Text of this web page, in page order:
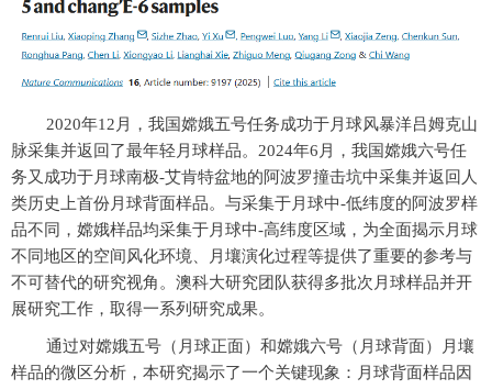
2020年12月，我国嫦娥五号任务成功于月球风暴洋吕姆克山
脉采集并返回了最年轻月球样品。2024年6月，我国嫦娥六号任
务又成功于月球南极-艾肯特盆地的阿波罗撞击坑中采集并返回人
类历史上首份月球背面样品。与采集于月球中-低纬度的阿波罗样
品不同，嫦娥样品均采集于月球中-高纬度区域，为全面揭示月球
不同地区的空间风化环境、月壤演化过程等提供了重要的参考与
不可替代的研究视角。澳科大研究团队获得多批次月球样品并开
展研究工作，取得一系列研究成果。
通过对嫦娥五号（月球正面）和嫦娥六号（月球背面）月壤
样品的微区分析，本研究揭示了一个关键现象：月球背面样品因